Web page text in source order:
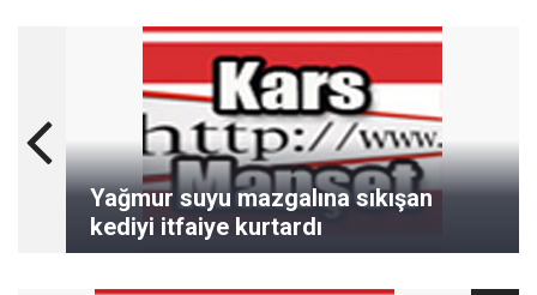
Yağmur suyu mazgalına sıkışan
kediyi itfaiye kurtardı